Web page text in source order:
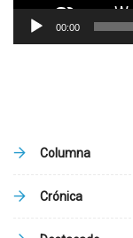
00:00
Columna
Crónica